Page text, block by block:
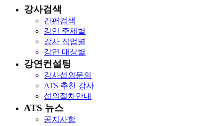
강사검색
간편검색
강연 주제별
강사 직업별
강연 대상별
강연컨설팅
강사섭외문의
ATS 추천 강사
섭외절차안내
ATS 뉴스
공지사항